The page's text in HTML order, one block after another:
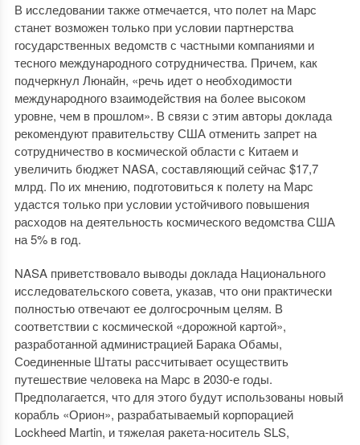
В исследовании также отмечается, что полет на Марс
станет возможен только при условии партнерства
государственных ведомств с частными компаниями и
тесного международного сотрудничества. Причем, как
подчеркнул Люнайн, «речь идет о необходимости
международного взаимодействия на более высоком
уровне, чем в прошлом». В связи с этим авторы доклада
рекомендуют правительству США отменить запрет на
сотрудничество в космической области с Китаем и
увеличить бюджет NASA, составляющий сейчас $17,7
млрд. По их мнению, подготовиться к полету на Марс
удастся только при условии устойчивого повышения
расходов на деятельность космического ведомства США
на 5% в год.
NASA приветствовало выводы доклада Национального
исследовательского совета, указав, что они практически
полностью отвечают ее долгосрочным целям. В
соответствии с космической «дорожной картой»,
разработанной администрацией Барака Обамы,
Соединенные Штаты рассчитывает осуществить
путешествие человека на Марс в 2030-е годы.
Предполагается, что для этого будут использованы новый
корабль «Орион», разрабатываемый корпорацией
Lockheed Martin, и тяжелая ракета-носитель SLS,